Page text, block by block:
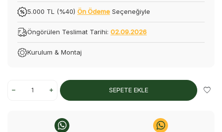
5.000 TL (%40) Ön Ödeme Seçeneğiyle
Öngörülen Teslimat Tarihi: 02.09.2026
Kurulum & Montaj
SEPETE EKLE